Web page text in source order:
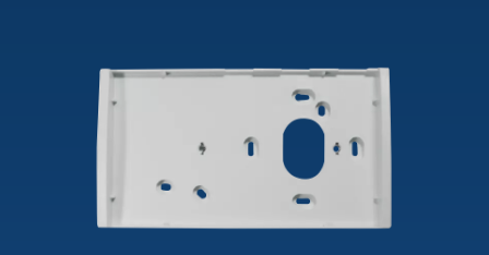
Smart Home
DALI
Détecteurs de présence et de mouvement
Solutions OEM
Experts OEM
Références
Solutions
Contrôle du temps et de la lumière
Commande d'éclairage DALI-2
Médiathèque